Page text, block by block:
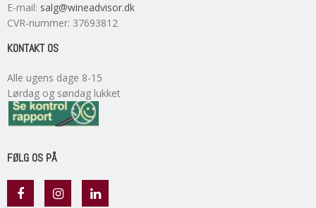
E-mail: salg@wineadvisor.dk
CVR-nummer: 37693812
KONTAKT OS
Alle ugens dage 8-15
Lørdag og søndag lukket
FØLG OS PÅ